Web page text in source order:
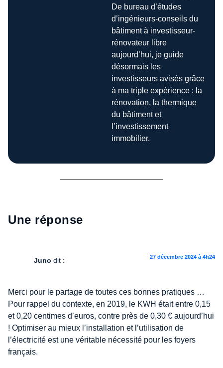
De bureau d’études
d’ingénieurs-conseils du
bâtiment à investisseur-
rénovateur libre
aujourd’hui, je guide
désormais les
investisseurs avisés grâce
à ma triple expérience : la
rénovation, la thermique
du bâtiment et
l’investissement
immobilier.
Une réponse
Juno dit : 27 décembre 2024 à 4h24
Merci pour le partage de toutes ces bonnes pratiques …
Pour rappel du contexte, en 2019, le KWH était entre 0,15
et 0,20 centimes d’euros, contre près de 0,30 € aujourd’hui
! Optimiser au mieux l’installation et l’utilisation de
l’électricité est une véritable nécessité pour les foyers
français.